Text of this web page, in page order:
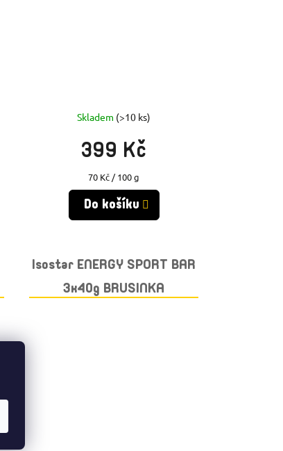
Skladem (>10 ks)
399 Kč
Měrná
cena:
70 Kč / 100 g
Do košíku
Isostar ENERGY SPORT BAR
3x40g BRUSINKA